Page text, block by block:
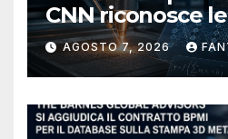
CNN riconosce
del bagno di
AGOSTO 7, 2026